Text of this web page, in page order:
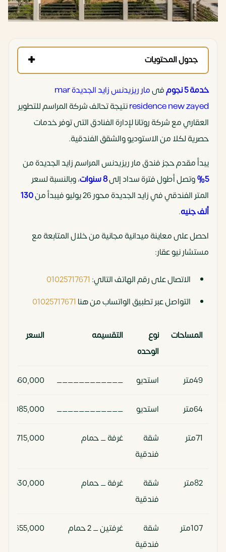
جدول المحتويات
خدمة 5 نجوم فى
مار ريزيدنس زايد الجديدة mar
residence new zayedنتيجة تحالف شركة المراسم للتطوير
العقاري مع شركة روتانا لإدارة الفنادق التى توفر خدمات
حصرية لكلا من الاستوديو والشقق الفندقية.
يبدأ مقدم حجز فندق مار ريزيدنس المراسم زايد الجديدة من
5%
وتصل أطول فترة سداد إلى8 سنوات
، وبالنسبة لسعر
المتر الفندقي في زايد الجديدة محور 26 يوليو فيبدأ من
130
ألف جنيه.
احصل على معاينة ميدانية مجانية من خلال المتابعة مع
مستشار نيو عقار:
الاتصال على رقم الهاتف التالي: 01025717671
التواصل عبر تطبيق الواتساب من هنا 01025717671
المساحات
نوع
الوحده
التقسيمه السعر
49متر استديو ____________
10,560,000
64متر استديو ____________
8,085,000
71متر
شقة
فندقية
غرفة _ حمام 11,715,000
82متر
شقة
فندقية
غرفة _ حمام 13,530,000
107متر
شقة
فندقية
غرفتين _ 2 حمام 17,655,000